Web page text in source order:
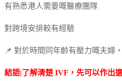
有熟悉港人需要嘅醫療團隊
對跨境安排較有經驗
📌 對於時間同年齡有壓力嘅夫婦
結語|了解清楚 IVF，先可以作出